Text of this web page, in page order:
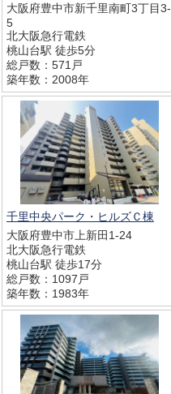
大阪府豊中市新千里南町3丁目3-
5
北大阪急行電鉄
桃山台駅 徒歩5分
総戸数：571戸
築年数：2008年
千里中央パーク・ヒルズＣ棟
大阪府豊中市上新田1-24
北大阪急行電鉄
桃山台駅 徒歩17分
総戸数：1097戸
築年数：1983年